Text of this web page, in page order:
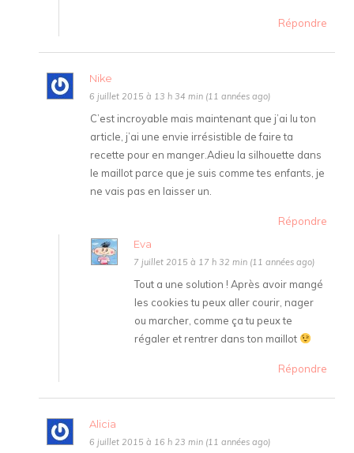
Répondre
Nike
6 juillet 2015 à 13 h 34 min (11 années ago)
C’est incroyable mais maintenant que j’ai lu ton
article, j’ai une envie irrésistible de faire ta
recette pour en manger.Adieu la silhouette dans
le maillot parce que je suis comme tes enfants, je
ne vais pas en laisser un.
Répondre
Eva
7 juillet 2015 à 17 h 32 min (11 années ago)
Tout a une solution ! Après avoir mangé
les cookies tu peux aller courir, nager
ou marcher, comme ça tu peux te
régaler et rentrer dans ton maillot
Répondre
Alicia
6 juillet 2015 à 16 h 23 min (11 années ago)